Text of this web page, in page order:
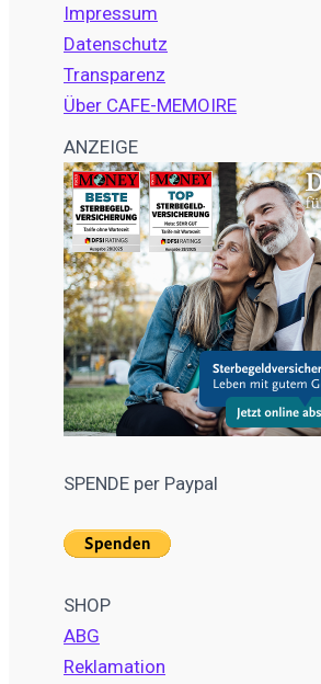
Impressum
Datenschutz
Transparenz
Über CAFE-MEMOIRE
ANZEIGE
SPENDE per Paypal
SHOP
ABG
Reklamation